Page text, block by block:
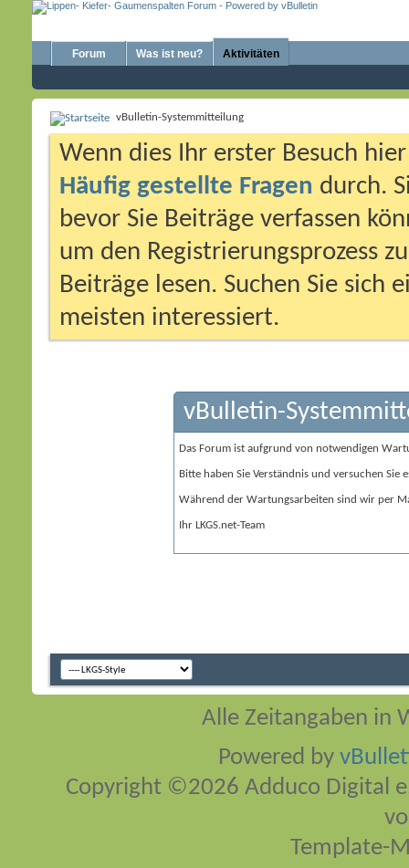
Forum Was ist neu? Aktivitäten
vBulletin-Systemmitteilung
Wenn dies Ihr erster Besuch
Häufig gestellte Fragen durch.
bevor Sie Beiträge verfassen
um den Registrierungsprozess
Beiträge lesen. Suchen Sie sich
meisten interessiert.
vBulletin-
Das Forum ist aufgrund von notwendigen
Bitte haben Sie Verständnis und versuchen Sie
Während der Wartungsarbeiten sind wir per
Ihr LKGS.net-Team
Alle Zeitangaben in
Powered by
Copyright ©2026 Adduco Digital
Template-